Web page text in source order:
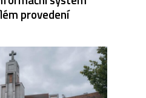
provedení